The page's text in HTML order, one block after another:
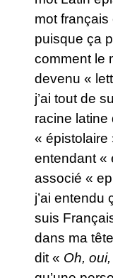
mot français
puisque ça
comment le
devenu «
j’ai tout de
racine latine
« épistolaire
entendant «
associé «
j’ai entendu
suis
dans ma
dit « Oh,